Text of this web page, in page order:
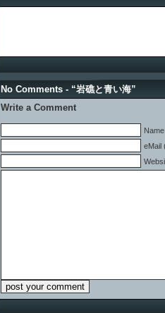
No Comments - “岩礁と青い海”
Write a Comment
eMail